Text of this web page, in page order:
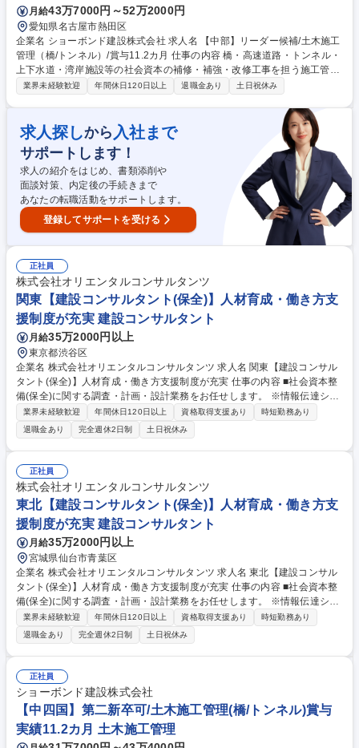
月給43万7000円～52万2000円
愛知県名古屋市熱田区
企業名 ショーボンド建設株式会社 求人名 【中部】リーダー候補/土木施工
管理（橋/トンネル）/賞与11.2カ月 仕事の内容 橋・高速道路・トンネル・
上下水道・湾岸施設等の社会資本の補修・補強・改修工事を担う施工管理
として、末永く活躍頂ける方を募集しています。【仕事詳細】施工計画作
部との交渉・調整等【規模】5000～1億円程 度から3～10億円規模まで
【工期】小規模で1年、大型で2～4年 ≪補修工事ならではの醍醐味≫新設
工事に比べ小さな案件が多いため、早くから一つの現場を任され、責任を
持って仕事に取り組むことが可能です。また、施工管理として経験を積ん
だ後に、設計職へキャリアチェンジする方もおります。 募集職種 【中
部】リーダー候補/土木施工管理（橋/トンネル）/賞与11.2カ月
業界未経験歓迎 年間休日120日以上 退職金あり 土日祝休み
求人探しから 入社まで
サポートします！
求人の紹介をはじめ、書類添削や
面談対策、内定後の手続きまで
あなたの転職活動をサポートします。
登録してサポートを受ける
正社員
株式会社オリエンタルコンサルタンツ
関東【建設コンサルタント(保全)】人材育成・働き方支
援制度が充実 建設コンサルタント
月給35万2000円以上
東京都渋谷区
企業名 株式会社オリエンタルコンサルタンツ 求人名 関東【建設コンサル
タント(保全)】人材育成・働き方支援制度が充実 仕事の内容 ■社会資本整
備(保全)に関する調査・計画・設計業務をお任せします。 ※情報伝達シス
テムも駆使した総合的な提案が可能。技術力は、新規開発・拡張計画、運
営、維持管理等、幅広く提供する程の評価を獲得 ・今後増大する老朽化し
た道路/橋梁などの維持管理を行います。これまでの調査設計/点検技術で
培ってきた実績を結集し、個別施設の維持/保全をはじめ、社会資本全体を
包括的に維持/保全するための、技術を提供します。 ・危険の早期発見を
図るため、橋梁の点検/モニタリングや、トンネルの長寿命化計画に向けた
補修/補強設計の立案などを行います。 募集職種 関東【建設コンサルタン
ト(保全)】人材育成・働き方支援制度が充実
業界未経験歓迎 年間休日120日以上 資格取得支援あり
時短勤務あり
退職金あり
完全週休2日制 土日祝休み
正社員
株式会社オリエンタルコンサルタンツ
東北【建設コンサルタント(保全)】人材育成・働き方支
援制度が充実 建設コンサルタント
月給35万2000円以上
宮城県仙台市青葉区
企業名 株式会社オリエンタルコンサルタンツ 求人名 東北【建設コンサル
タント(保全)】人材育成・働き方支援制度が充実 仕事の内容 ■社会資本整
備(保全)に関する調査・計画・設計業務をお任せします。 ※情報伝達シス
テムも駆使した総合的な提案が可能。技術力は、新規開発・拡張計画、運
営、維持管理等、幅広く提供する程の評価を獲得 ・今後増大する老朽化し
た道路/橋梁などの維持管理を行います。これまでの調査設計/点検技術で
培ってきた実績を結集し、個別施設の維持/保全をはじめ、社会資本全体を
包括的に維持/保全するための、技術を提供します。 ・危険の早期発見を
図るため、橋梁の点検/モニタリングや、トンネルの長寿命化計画に向けた
補修/補強設計の立案などを行います。 募集職種 東北【建設コンサルタン
ト(保全)】人材育成・働き方支援制度が充実
業界未経験歓迎 年間休日120日以上 資格取得支援あり
時短勤務あり
退職金あり
完全週休2日制 土日祝休み
正社員
ショーボンド建設株式会社
【中四国】第二新卒可/土木施工管理(橋/トンネル)賞与
実績11.2カ月 土木施工管理